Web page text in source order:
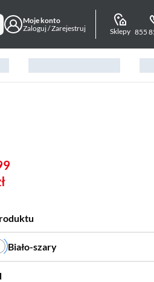
Moje konto
Zaloguj / Zarejestruj
Sklepy 855
Biało-szary